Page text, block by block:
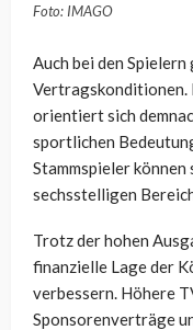
Foto: IMAGO
Auch bei den
Vertragskonditionen.
orientiert sich
sportlichen
Stammspieler können
sechsstelligen
Trotz der hohen
finanzielle Lage der
verbessern. Höhere
Sponsorenverträge